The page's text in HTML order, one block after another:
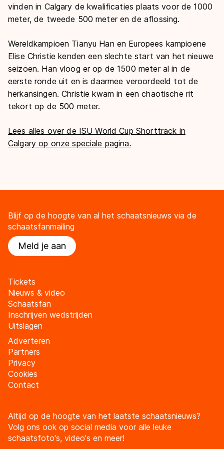
vinden in Calgary de kwalificaties plaats voor de 1000
meter, de tweede 500 meter en de aflossing.
Wereldkampioen Tianyu Han en Europees kampioene
Elise Christie kenden een slechte start van het nieuwe
seizoen. Han vloog er op de 1500 meter al in de
eerste ronde uit en is daarmee veroordeeld tot de
herkansingen. Christie kwam in een chaotische rit
tekort op de 500 meter.
Lees alles over de ISU World Cup Shorttrack in
Calgary op onze speciale pagina.
Blijf op de hoogte van al het schaatsnieuws via de
schaatsfanmailing
Meld je aan
Tickets
Nieuws & video
Schaatsfan
Inschrijven wedstrijden
Uitslagen
Adverteren
Partners
Privacy
Cookies
Contact
Altijd op de hoogte van het laatste schaatsnieuws?
Volg ons ook op social media voor alle leuke
schaatsfoto's, video's en meer!